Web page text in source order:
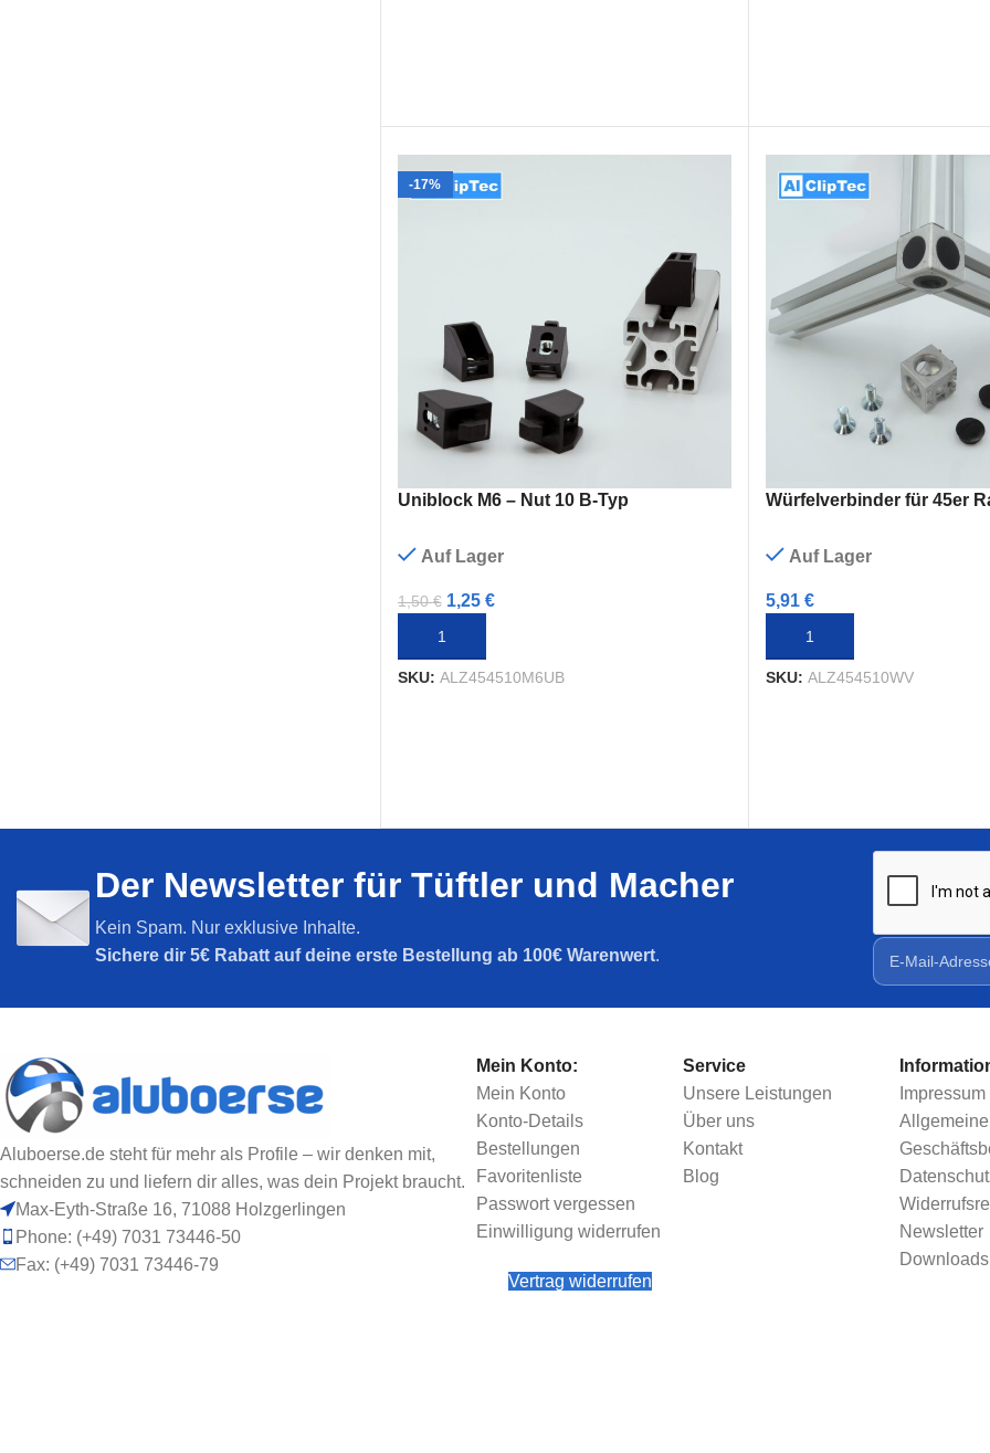
Jetzt entdecken
-17%
Uniblock M6 – Nut 10 B-Typ
Auf Lager
1,50€ 1,25 €
IN DEN WARENKORB
SKU: ALZ454510M6UB
Würfelverbinder für 45er
Auf Lager
5,91 €
IN DEN WARENKORB
SKU: ALZ454510WV
Der Newsletter für Tüftler und Macher
Kein Spam. Nur exklusive Inhalte.
Sichere dir 5€ Rabatt auf deine erste Bestellung ab 100€ Warenwert.
Aluboerse.de steht für mehr als Profile – wir denken mit,
schneiden zu und liefern dir alles, was dein Projekt braucht.
Max-Eyth-Straße 16, 71088 Holzgerlingen
Phone: (+49) 7031 73446-50
Fax: (+49) 7031 73446-79
Mein Konto:
Mein Konto
Konto-Details
Bestellungen
Favoritenliste
Passwort vergessen
Einwilligung widerrufen
Vertrag widerrufen
Service
Unsere Leistungen
Über uns
Kontakt
Blog
Impressum
Allgemeine
Newsletter
Downloads